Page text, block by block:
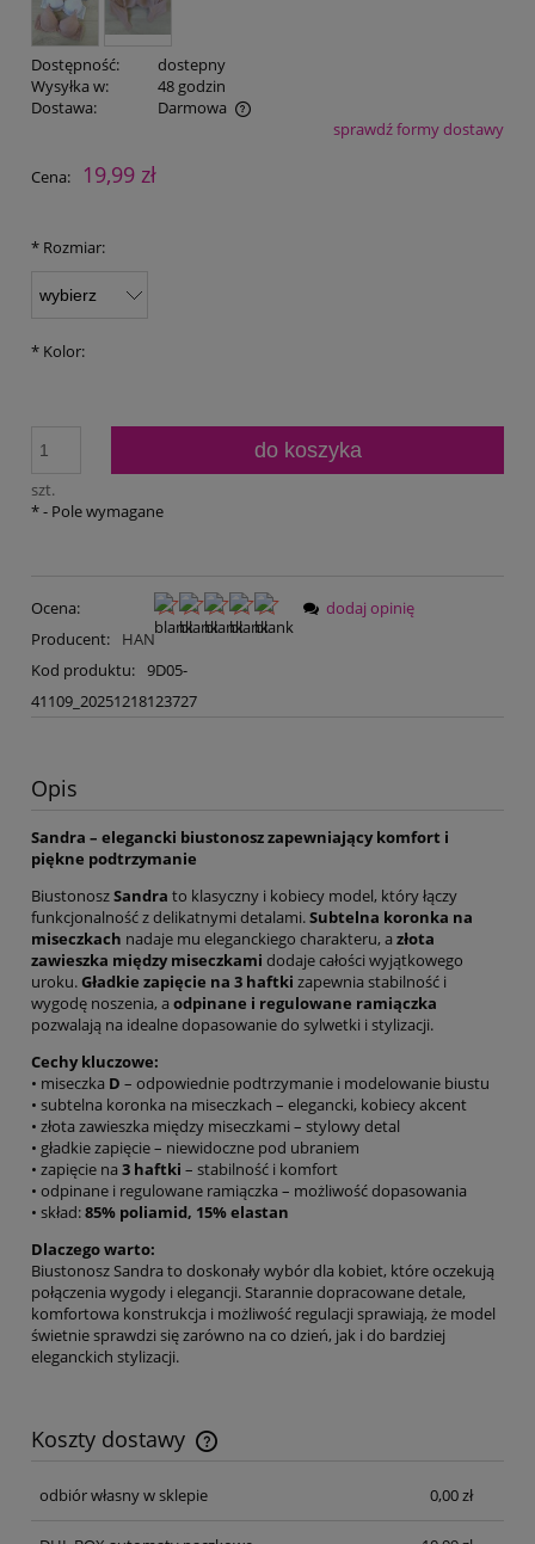
Dostępność:
dostepny
Wysyłka w:
48 godzin
Dostawa:
Darmowa
Cena nie zawiera ewentualnych kosztów płatnościsprawdź formy dostawy
Cena: 19,99 zł
* Rozmiar:
* Kolor:
szt.
do koszyka
*- Pole wymagane
Ocena:
Producent:
HAN
Kod produktu: 9D05-
41109_20251218123727
dodaj opinię
Opis
Sandra – elegancki biustonosz zapewniający komfort i
piękne podtrzymanie
BiustonoszSandra to klasyczny i kobiecy model, który łączy
funkcjonalność z delikatnymi detalami.Subtelna koronka na
miseczkach nadaje mu eleganckiego charakteru, a złota
zawieszka między miseczkami dodaje całości wyjątkowego
uroku.Gładkie zapięcie na 3 haftki zapewnia stabilność i
wygodę noszenia, a odpinane i regulowane ramiączka
pozwalają na idealne dopasowanie do sylwetki i stylizacji.
Cechy kluczowe:
• miseczka D – odpowiednie podtrzymanie i modelowanie biustu
• subtelna koronka na miseczkach – elegancki, kobiecy akcent
• złota zawieszka między miseczkami – stylowy detal
• gładkie zapięcie – niewidoczne pod ubraniem
• zapięcie na 3 haftki – stabilność i komfort
• odpinane i regulowane ramiączka – możliwość dopasowania
• skład:85% poliamid, 15% elastan
Dlaczego warto:
Biustonosz Sandra to doskonały wybór dla kobiet, które oczekują
połączenia wygody i elegancji. Starannie dopracowane detale,
komfortowa konstrukcja i możliwość regulacji sprawiają, że model
świetnie sprawdzi się zarówno na co dzień, jak i do bardziej
eleganckich stylizacji.
Koszty dostawy
Cena nie zawiera ewentualnych kosztów płatności
odbiór własny w sklepie
0,00 zł